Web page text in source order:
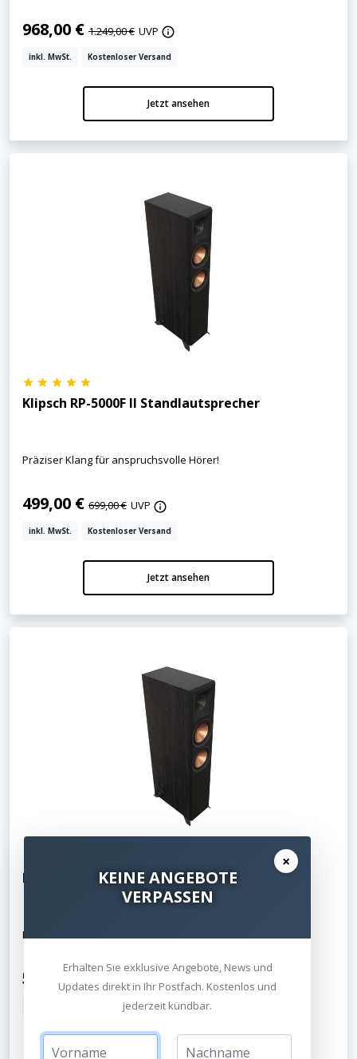
968,00 € 1.249,00 € UVP
inkl. MwSt. Kostenloser Versand
Jetzt ansehen
Klipsch RP-5000F II Standlautsprecher
Präziser Klang für anspruchsvolle Hörer!
499,00 € 699,00 € UVP
inkl. MwSt. Kostenloser Versand
Jetzt ansehen
Klipsch RP-6000F II Standlautsprecher
Klanggewaltiges Hörerlebnis entdecken!
599,00 € 799,00 € UVP
Kostenloser Versand
Jetzt ansehen
×
KEINE ANGEBOTE
VERPASSEN
Erhalten Sie exklusive Angebote, News und
Updates direkt in Ihr Postfach. Kostenlos und
jederzeit kündbar.